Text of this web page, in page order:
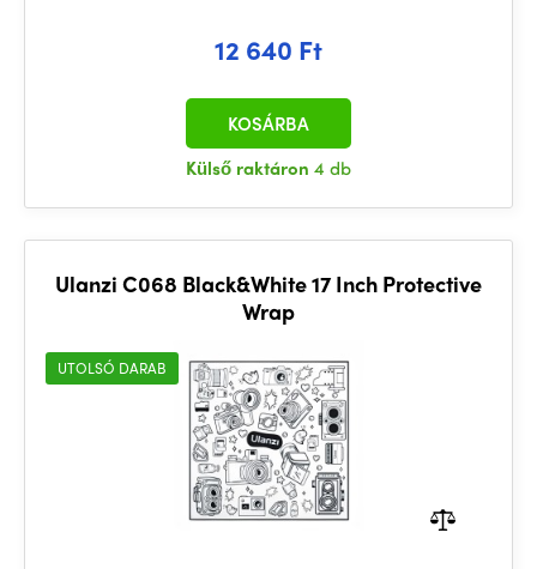
12 640 Ft
Külső raktáron 4 db
KOSÁRBA
Ulanzi C068 Black&White 17 Inch Protective
Wrap
UTOLSÓ DARAB